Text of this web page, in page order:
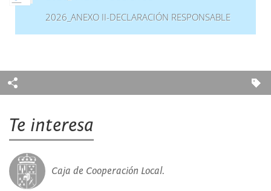
2026_ANEXO II-DECLARACIÓN RESPONSABLE
Te interesa
Caja de Cooperación Local.